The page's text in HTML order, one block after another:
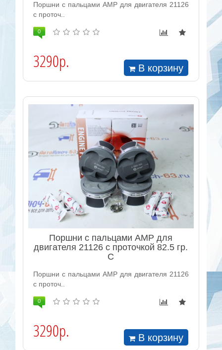
Поршни с пальцами AMP для двигателя 21126
с проточ..
0
3290р. В корзину
Поршни с пальцами AMP для
двигателя 21126 с проточкой 82.5 гр.
С
Поршни с пальцами AMP для двигателя 21126
с проточ..
0
3290р. В корзину